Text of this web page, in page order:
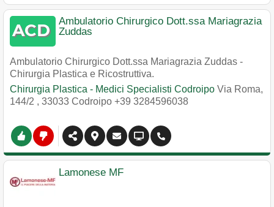
Ambulatorio Chirurgico Dott.ssa Mariagrazia
Zuddas
Ambulatorio Chirurgico Dott.ssa Mariagrazia Zuddas -
Chirurgia Plastica e Ricostruttiva.
Chirurgia Plastica - Medici Specialisti Codroipo Via Roma,
144/2 , 33033 Codroipo +39 3284596038
Lamonese MF